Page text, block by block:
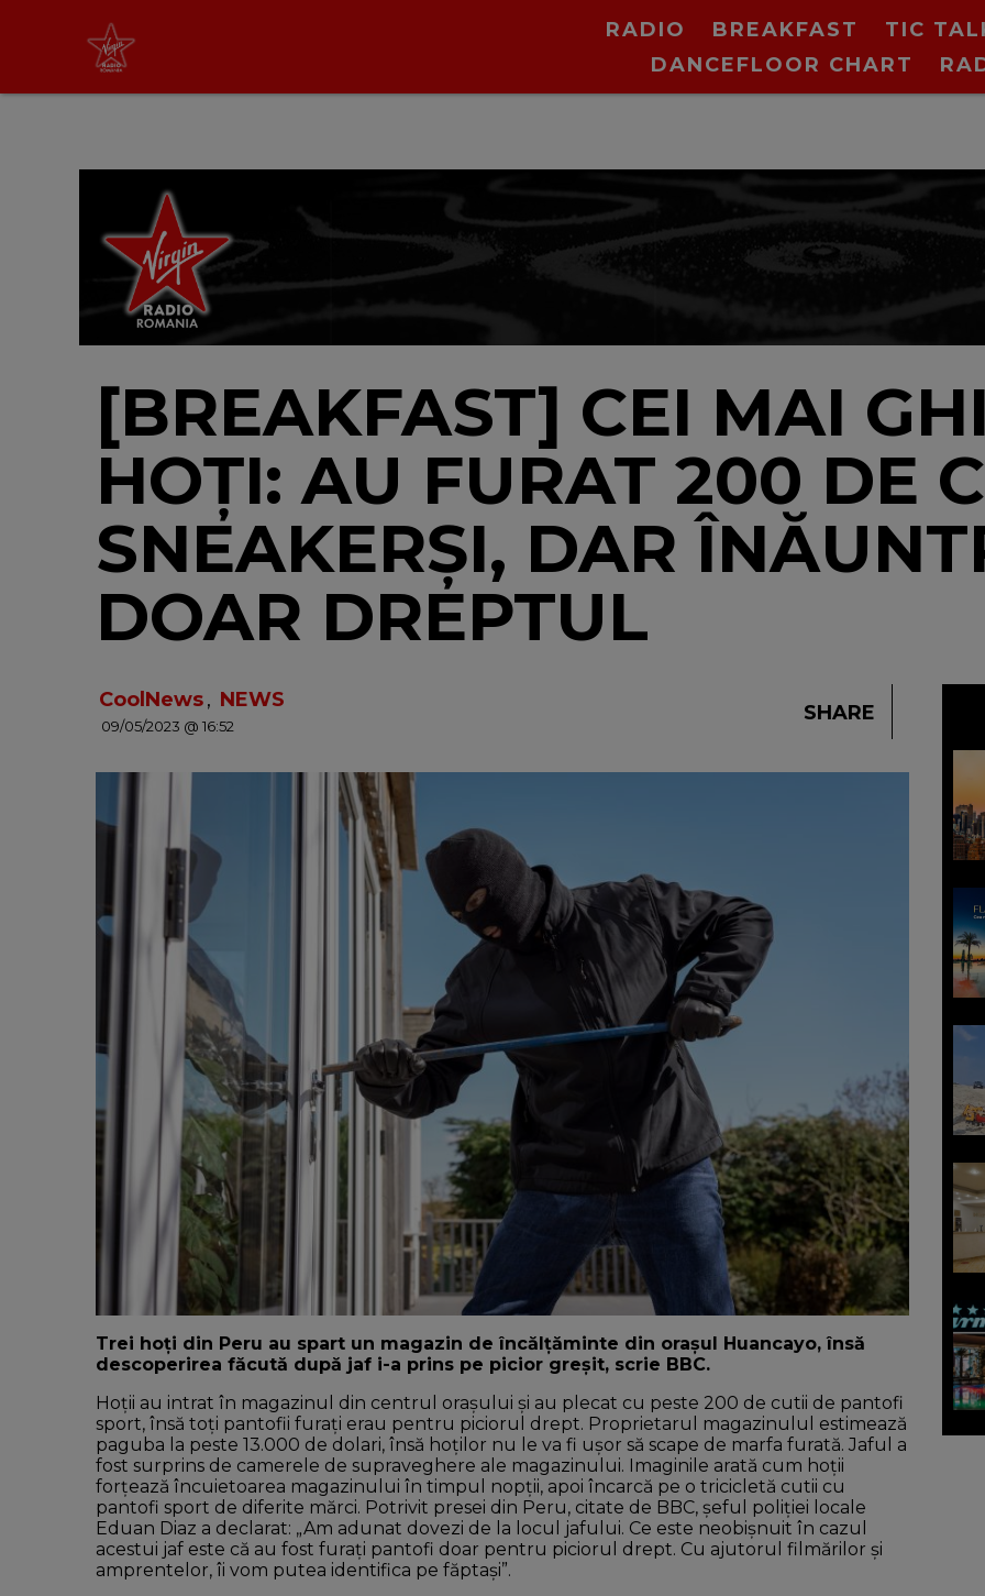
RADIO BREAKFAST TIC
DANCEFLOOR CHART
[BREAKFAST] CEI MAI
HOȚI: AU FURAT 200 DE
SNEAKERȘI, DAR
DOAR DREPTUL
CoolNews, NEWS
09/05/2023 @ 16:52
SHARE
Trei hoți din Peru au spart un magazin de încălțăminte din orașul Huancayo, însă
descoperirea făcută după jaf i-a prins pe picior greșit, scrie BBC.
Hoții au intrat în magazinul din centrul orașului și au plecat cu peste 200 de cutii de pantofi
sport, însă toți pantofii furați erau pentru piciorul drept. Proprietarul magazinulul estimează
paguba la peste 13.000 de dolari, însă hoților nu le va fi ușor să scape de marfa furată. Jaful a
fost surprins de camerele de supraveghere ale magazinului. Imaginile arată cum hoții
forțează încuietoarea magazinului în timpul nopții, apoi încarcă pe o tricicletă cutii cu
pantofi sport de diferite mărci. Potrivit presei din Peru, citate de BBC, șeful poliției locale
Eduan Diaz a declarat: „Am adunat dovezi de la locul jafului. Ce este neobișnuit în cazul
acestui jaf este că au fost furați pantofi doar pentru piciorul drept. Cu ajutorul filmărilor și
amprentelor, îi vom putea identifica pe făptași”.